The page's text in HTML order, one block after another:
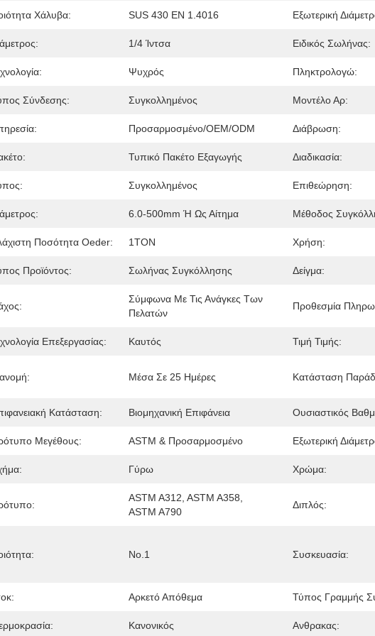
Χάλυβα: SUS 430 EN 1.4016 Εξωτερική
1/4 Ίντσα Ειδικός Σωλήνας:
Ψυχρός Πληκτρολογώ:
Σύνδεσης: Συγκολλημένος Μοντέλο Αρ:
Προσαρμοσμένο/OEM/ODM Διάβρωση:
Τυπικό Πακέτο Εξαγωγής Διαδικασία:
Συγκολλημένος Επιθεώρηση:
6.0-500mm Ή Ως Αίτημα Μέθοδος
Ποσότητα Oeder: 1ΤΟΝ Χρήση:
Προϊόντος: Σωλήνας Συγκόλλησης Δείγμα:
Σύμφωνα Με Τις Ανάγκες Των
Πελατών
Προθεσμία
Επεξεργασίας: Καυτός Τιμή Τιμής:
Μέσα Σε 25 Ημέρες Κατάσταση
Κατάσταση: Βιομηχανική Επιφάνεια Ουσιαστικός
Μεγέθους: ASTM & Προσαρμοσμένο Εξωτερική
Γύρω Χρώμα:
ASTM A312, ASTM A358,
ASTM A790
Διπλός:
Νο.1 Συσκευασία:
Αρκετό Απόθεμα Τύπος Γραμμής
Κανονικός Ανθρακας: